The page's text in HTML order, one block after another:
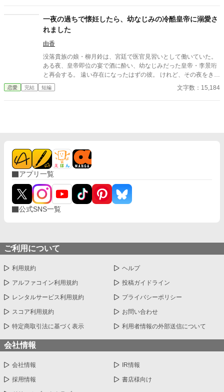
一夜の過ちで懐妊したら、幼なじみの冷酷皇帝に溺愛さ
れました
由香
没落貴族の娘・柳月鈴は、宮廷で医官見習いとして働いていた。
ある夜、皇帝即位の宴で酒に酔い、幼なじみだった皇帝・李景珩
と再会する。 遠い存在になったはずの彼。 けれど、その夜をきっ
かけに月鈴の運命は大きく動き出す。 冷酷と恐れられる皇帝が、
なぜか彼女だけには甘すぎて――。
恋愛 完結 短編 文字数：15,184
アプリ一覧
公式SNS一覧
ご利用について
利用規約 ヘルプ
アルファコイン利用規約 投稿ガイドライン
レンタルサービス利用規約 プライバシーポリシー
スコア利用規約 お問い合わせ
特定商取引法に基づく表示 利用者情報の外部送信について
会社情報
会社情報 IR情報
採用情報 書店様向け